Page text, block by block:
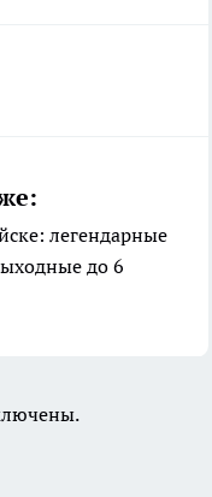
легендарные
до 6